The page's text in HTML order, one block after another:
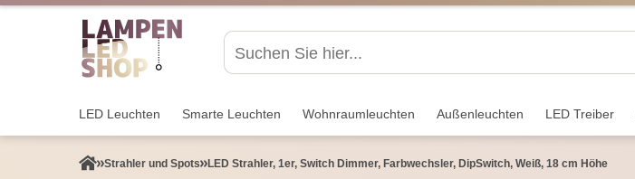
LED Leuchten Smarte Leuchten Wohnraum­leuchten Außen­leuchten LED Treiber
Strahler und Spots LED Strahler, 1er, Switch Dimmer, Farbwechsler, DipSwitch, Weiß, 18 cm Höhe